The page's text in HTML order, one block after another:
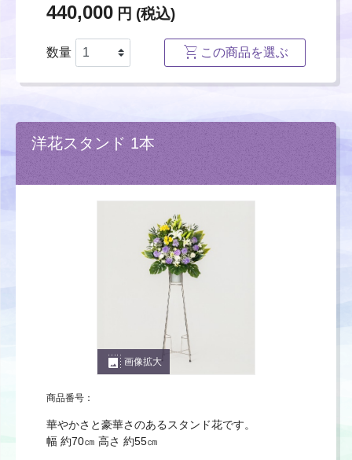
440,000 円 (税込)
数量 この商品を選ぶ
洋花スタンド 1本
photo_size_select_large 画像拡大
商品番号：
華やかさと豪華さのあるスタンド花です。
幅 約70㎝ 高さ 約55㎝